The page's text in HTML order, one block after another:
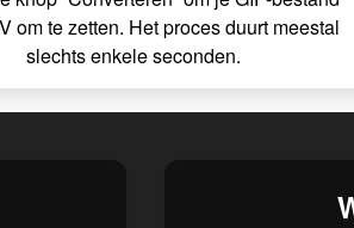
om te zetten. Het proces duurt meestal
slechts enkele seconden.